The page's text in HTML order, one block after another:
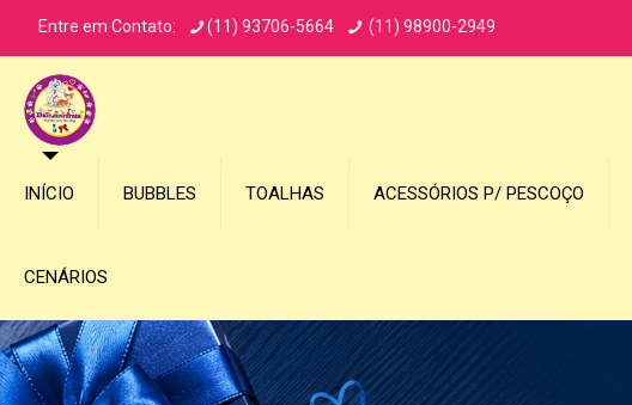
Entre em Contato: (11) 93706-5664 (11) 98900-2949
INÍCIO BUBBLES TOALHAS ACESSÓRIOS P/ PESCOÇO
CENÁRIOS